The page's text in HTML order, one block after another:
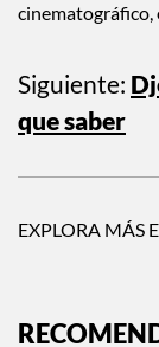
cinematográfico,
Siguiente:
que saber
EXPLORA MÁS